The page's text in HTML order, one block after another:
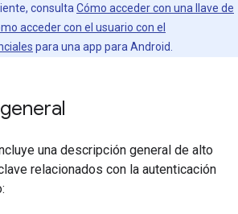
consulta Cómo acceder con una llave de
acceder con el usuario con el
para una app para Android.
una descripción general de alto
relacionados con la autenticación